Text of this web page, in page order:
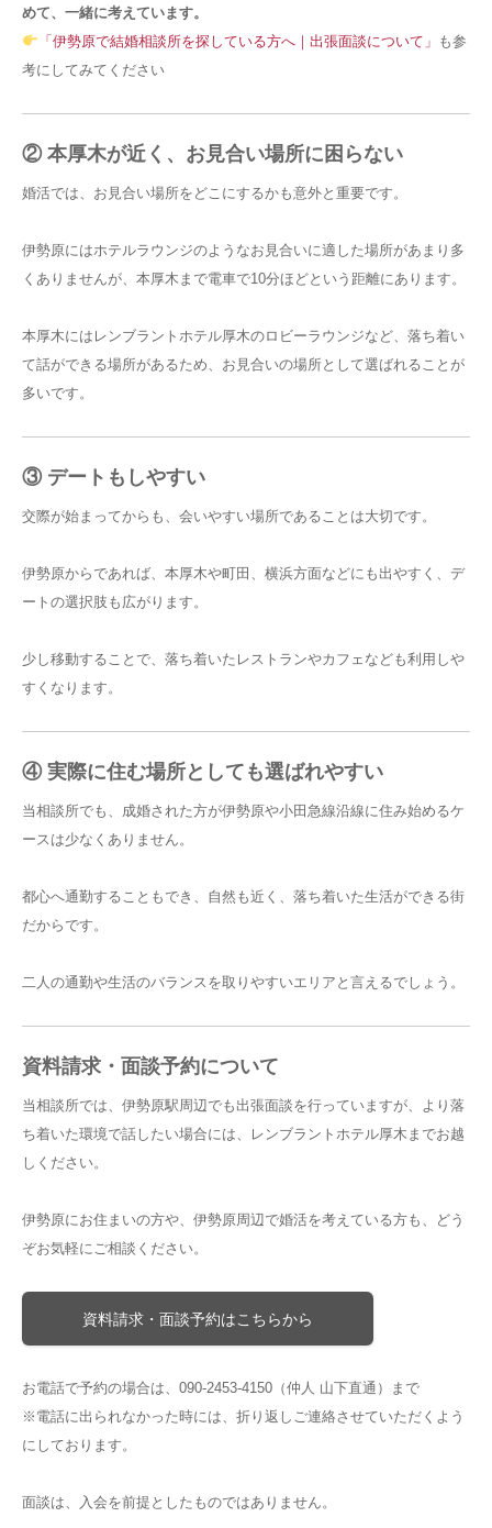
めて、一緒に考えています。
「伊勢原で結婚相談所を探している方へ｜出張面談について」 も参
考にしてみてください
② 本厚木が近く、お見合い場所に困らない
婚活では、お見合い場所をどこにするかも意外と重要です。
伊勢原にはホテルラウンジのようなお見合いに適した場所があまり多
くありませんが、本厚木まで電車で10分ほどという距離にあります。
本厚木にはレンブラントホテル厚木のロビーラウンジなど、落ち着い
て話ができる場所があるため、お見合いの場所として選ばれることが
多いです。
③ デートもしやすい
交際が始まってからも、会いやすい場所であることは大切です。
伊勢原からであれば、本厚木や町田、横浜方面などにも出やすく、デ
ートの選択肢も広がります。
少し移動することで、落ち着いたレストランやカフェなども利用しや
すくなります。
④ 実際に住む場所としても選ばれやすい
当相談所でも、成婚された方が伊勢原や小田急線沿線に住み始めるケ
ースは少なくありません。
都心へ通勤することもでき、自然も近く、落ち着いた生活ができる街
だからです。
二人の通勤や生活のバランスを取りやすいエリアと言えるでしょう。
資料請求・面談予約について
当相談所では、伊勢原駅周辺でも出張面談を行っていますが、より落
ち着いた環境で話したい場合には、レンブラントホテル厚木までお越
しください。
伊勢原にお住まいの方や、伊勢原周辺で婚活を考えている方も、どう
ぞお気軽にご相談ください。
資料請求・面談予約はこちらから
お電話で予約の場合は、090-2453-4150（仲人 山下直通）まで
※電話に出られなかった時には、折り返しご連絡させていただくよう
にしております。
面談は、入会を前提としたものではありません。